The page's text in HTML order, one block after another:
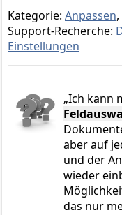
Kategorie: Anpassen,
Support-Recherche:
Einstellungen
Ich kann
aber auf
und der
wieder
das nur